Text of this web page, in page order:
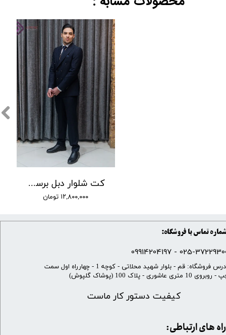
کت شلوار دبل برست وزرا کد 4
۱۲,۸۰۰,۰۰۰ تومان
شماره تماس با فروشگاه:
025-37229300 -
کیفیت دستور کار ماست
​آدرس فروشگاه: قم - بلوار شهید محلاتی - کوچه 1 - چهارراه اول سمت
10 متری عاشوری - پلاک 100 (پوشاک گلپوش)
​​راه های ارتباطی: